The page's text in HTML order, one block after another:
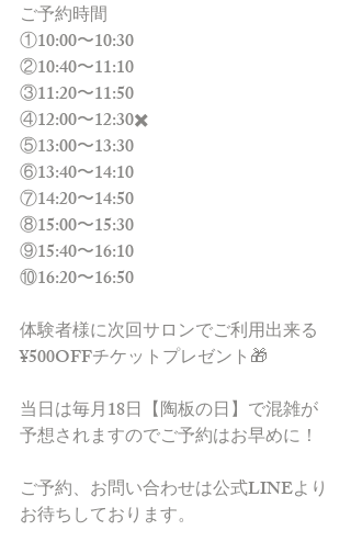
ご予約時間
①10:00〜10:30
②10:40〜11:10
③11:20〜11:50
④12:00〜12:30✖️
⑤13:00〜13:30
⑥13:40〜14:10
⑦14:20〜14:50
⑧15:00〜15:30
⑨15:40〜16:10
⑩16:20〜16:50
体験者様に次回サロンでご利用出来る
¥500OFFチケットプレゼント🎁
当日は毎月18日【陶板の日】で混雑が
予想されますのでご予約はお早めに！
ご予約、お問い合わせは公式LINEより
お待ちしております。